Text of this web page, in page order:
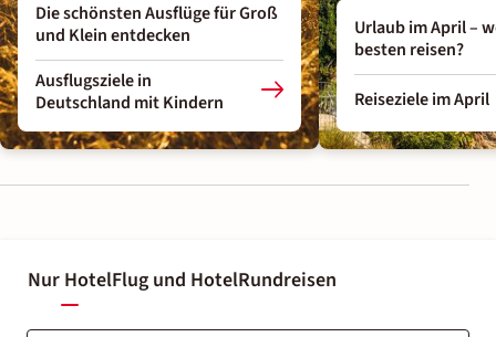
Die schönsten Ausflüge für Groß
und Klein entdecken
Ausflugsziele in
Deutschland mit Kindern
Urlaub im April –
besten reisen?
Reiseziele im April
Nur HotelFlug und HotelRundreisen